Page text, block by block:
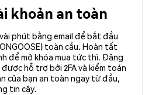
khoản an toàn
phút bằng email để bắt đầu
toàn cầu. Hoàn tất
để mở khóa mua tức thì. Đăng
hỗ trợ bởi 2FA và kiểm toán
của bạn an toàn ngay từ đầu,
tin cậy.